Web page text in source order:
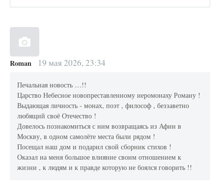
Roman 19 мая 2026, 23:34
Печальная новость …!!
Царство Небесное новопреставленному иеромонаху Роману !
Выдающая личность - монах, поэт , философ , беззаветно
любящий своё Отечество !
Довелось познакомиться с ним возвращаясь из Афин в
Москву, в одном самолёте места были рядом !
Посещал наш дом и подарил свой сборник стихов !
Оказал на меня большое влияние своим отношением к
жизни , к людям и к правде которую не боялся говорить !!